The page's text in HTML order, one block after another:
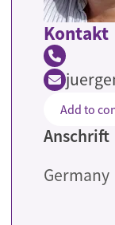
Kontakt
Add to
Anschrift
Germany